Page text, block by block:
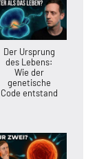
Der Ursprung
des Lebens:
Wie der
genetische
Code entstand